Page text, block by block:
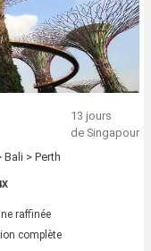
13 jours
de Singapour
> Perth
raffinée
complète